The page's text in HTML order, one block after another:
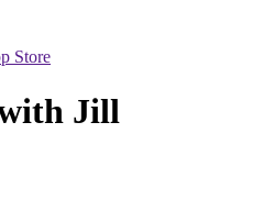
Store
Jill